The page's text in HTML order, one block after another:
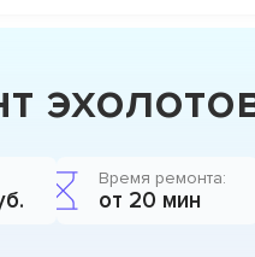
Время ремонта:
от 20 мин